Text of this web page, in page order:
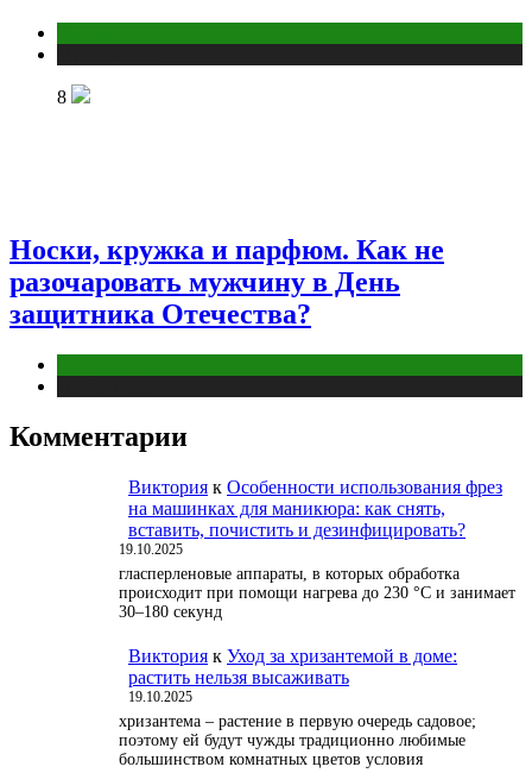
8
Носки, кружка и парфюм. Как не
разочаровать мужчину в День
защитника Отечества?
Комментарии
Виктория к Особенности использования фрез
на машинках для маникюра: как снять,
вставить, почистить и дезинфицировать?
19.10.2025
гласперленовые аппараты, в которых обработка
происходит при помощи нагрева до 230 °С и занимает
30–180 секунд
Виктория к Уход за хризантемой в доме:
растить нельзя высаживать
19.10.2025
хризантема – растение в первую очередь садовое;
поэтому ей будут чужды традиционно любимые
большинством комнатных цветов условия